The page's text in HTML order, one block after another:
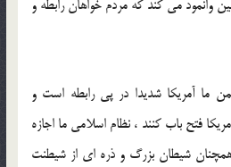
وانمود می کند که مردم خواهان رابطه و
ما آمریکا شدیدا در پی رابطه است و
فتح باب کنند ، نظام اسلامی ما اجازه
همچنان شیطان بزرگ و ذره ای از شیطنت